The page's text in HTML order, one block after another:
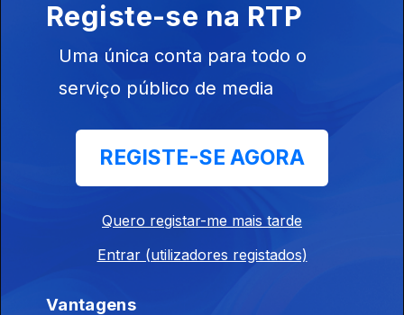
06 ago. 2026
10h00 Edição Germano Campos
09h00 Edição Germano Campos
Registe-se na RTP
Uma única conta para todo o
serviço público de media
REGISTE-SE AGORA
Quero registar-me mais tarde
Entrar (utilizadores registados)
Vantagens